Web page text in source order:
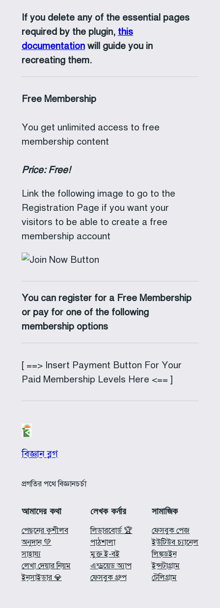
If you delete any of the essential pages
required by the plugin, this
documentationwill guide you in
recreating them.
Free Membership
You get unlimited access to free
membership content
Price: Free!
Link the following image to go to the
Registration Page if you want your
visitors to be able to create a free
membership account
You can register for a Free Membership
or pay for one of the following
membership options
[ ==> Insert Payment Button For Your
Paid Membership Levels Here <== ]
বিজ্ঞান ব্লগ
প্রগতির পথে বিজ্ঞানচর্চা
আমাদের কথা
পেছনের কুশীলব
অনুদান 💚
সাহায্য
লেখা দেয়ার নিয়ম
ইনসাইডার 💎
লেখক কর্নার
লিডারবোর্ড 🏆
পাঠশালা
মুক্ত ই-বই
এন্ড্রয়েড অ্যাপ
ফেসবুক গ্রুপ
সামাজিক
ফেসবুক পেজ
ইউটিউব চ্যানেল
লিঙ্কডইন
ইন্সটাগ্রাম
টেলিগ্রাম